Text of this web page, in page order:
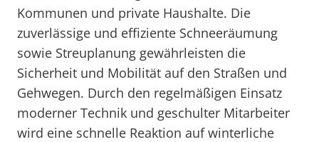
Kommunen und private Haushalte. Die
zuverlässige und effiziente Schneeräumung
sowie Streuplanung gewährleisten die
Sicherheit und Mobilität auf den Straßen und
Gehwegen. Durch den regelmäßigen Einsatz
moderner Technik und geschulter Mitarbeiter
wird eine schnelle Reaktion auf winterliche